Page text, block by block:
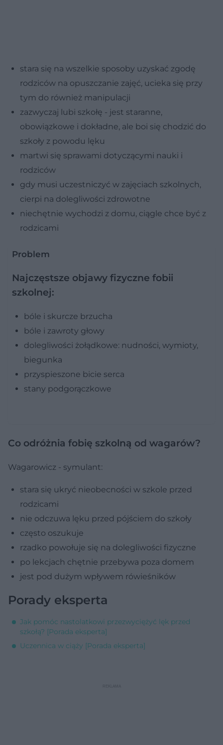
stara się na wszelkie sposoby uzyskać zgodę
rodziców na opuszczanie zajęć, ucieka się przy
tym do również manipulacji
zazwyczaj lubi szkołę - jest staranne,
obowiązkowe i dokładne, ale boi się chodzić do
szkoły z powodu lęku
martwi się sprawami dotyczącymi nauki i
rodziców
gdy musi uczestniczyć w zajęciach szkolnych,
cierpi na dolegliwości zdrowotne
niechętnie wychodzi z domu, ciągle chce być z
rodzicami
Problem
Najczęstsze objawy fizyczne fobii
szkolnej:
bóle i skurcze brzucha
bóle i zawroty głowy
dolegliwości żołądkowe: nudności, wymioty,
biegunka
przyspieszone bicie serca
stany podgorączkowe
Co odróżnia fobię szkolną od wagarów?
Wagarowicz - symulant:
stara się ukryć nieobecności w szkole przed
rodzicami
nie odczuwa lęku przed pójściem do szkoły
często oszukuje
rzadko powołuje się na dolegliwości fizyczne
po lekcjach chętnie przebywa poza domem
jest pod dużym wpływem rówieśników
Porady eksperta
Jak pomóc nastolatkowi przezwyciężyć lęk przed
szkołą? [Porada eksperta]
Uczennica w ciąży [Porada eksperta]